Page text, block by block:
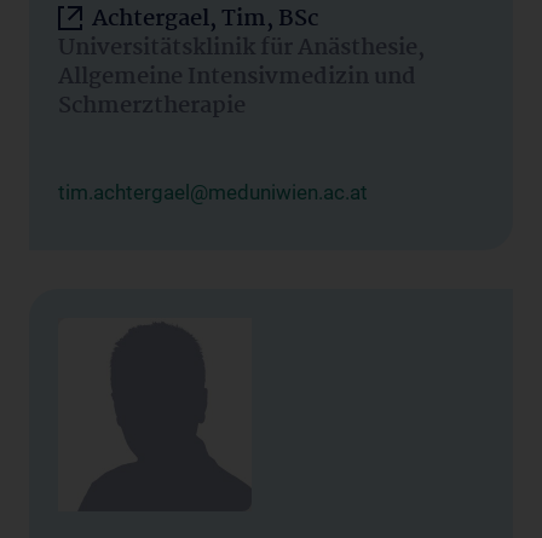
Achtergael, Tim, BSc
Universitätsklinik für Anästhesie,
Allgemeine Intensivmedizin und
Schmerztherapie
tim.achtergael@meduniwien.ac.at